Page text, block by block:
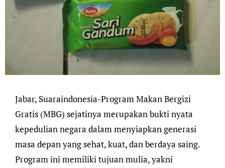
Jabar, Suaraindonesia-Program Makan Bergizi
Gratis (MBG) sejatinya merupakan bukti nyata
kepedulian negara dalam menyiapkan generasi
masa depan yang sehat, kuat, dan berdaya saing.
Program ini memiliki tujuan mulia, yakni